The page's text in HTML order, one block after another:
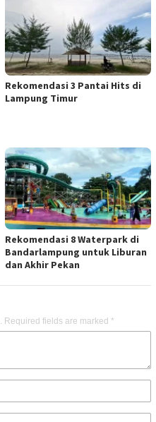
Rekomendasi 3 Pantai Hits di
Lampung Timur
Rekomendasi 8 Waterpark di
Bandarlampung untuk Liburan
dan Akhir Pekan
Required fields are marked *